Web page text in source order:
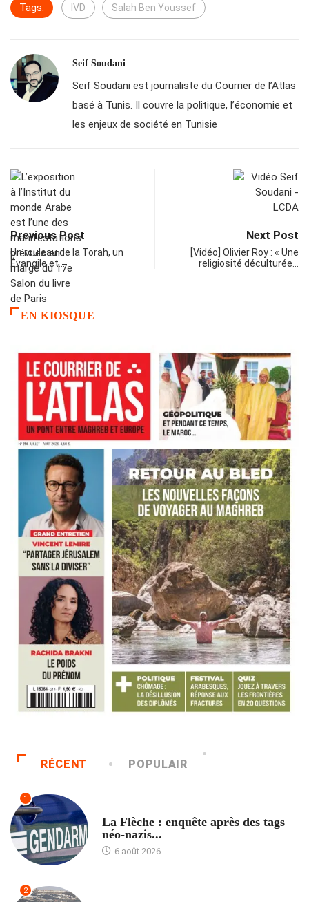
Tags: IVD Salah Ben Youssef
Seif Soudani
Seif Soudani est journaliste du Courrier de l’Atlas
basé à Tunis. Il couvre la politique, l’économie et
les enjeux de société en Tunisie
Previous Post
Un rouleau de la Torah, un
Évangile et…
Next Post
[Vidéo] Olivier Roy : « Une
religiosité déculturée…
EN KIOSQUE
RÉCENT POPULAIR
1
La Flèche : enquête après des tags
néo-nazis...
6 août 2026
2